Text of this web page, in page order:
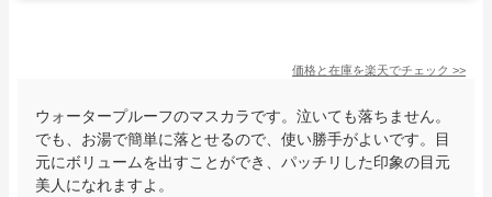
価格と在庫を楽天でチェック >>
ウォータープルーフのマスカラです。泣いても落ちません。
でも、お湯で簡単に落とせるので、使い勝手がよいです。目
元にボリュームを出すことができ、パッチリした印象の目元
美人になれますよ。